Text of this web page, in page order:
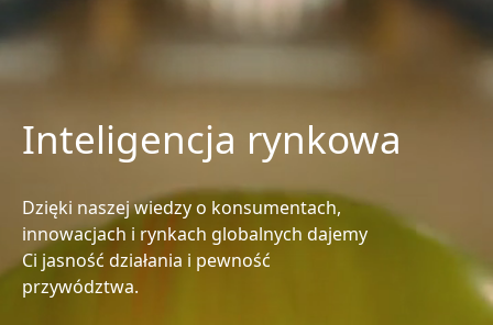
Inteligencja rynkowa
Dzięki naszej wiedzy o konsumentach,
innowacjach i rynkach globalnych dajemy
Ci jasność działania i pewność
przywództwa.